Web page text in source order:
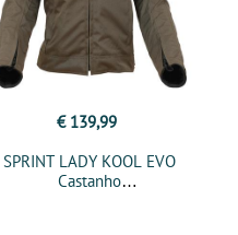
€ 139,99
SPRINT LADY KOOL EVO
Castanho